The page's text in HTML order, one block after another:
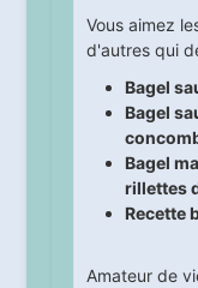
Vous aimez
d'autres qui
Bagel
Bagel
Bagel
rillettes
Recette
Amateur de